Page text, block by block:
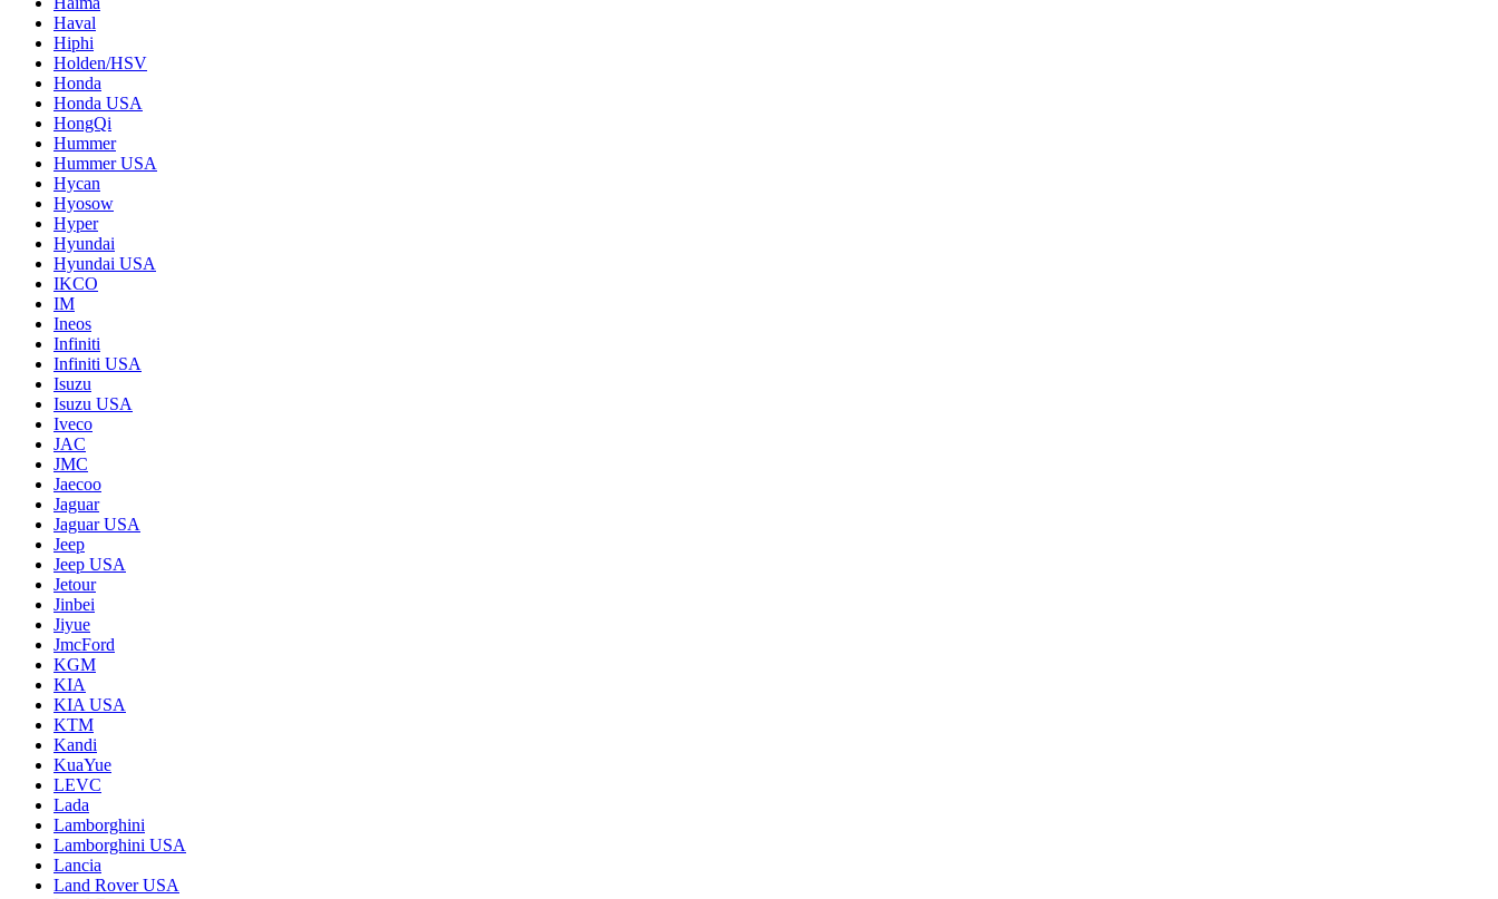
Haval
Hiphi
Holden/HSV
Honda
Honda USA
HongQi
Hummer
Hummer USA
Hycan
Hyosow
Hyper
Hyundai
Hyundai USA
IKCO
IM
Ineos
Infiniti
Infiniti USA
Isuzu
Isuzu USA
Iveco
JAC
JMC
Jaecoo
Jaguar
Jaguar USA
Jeep
Jeep USA
Jetour
Jinbei
Jiyue
JmcFord
KGM
KIA
KIA USA
KTM
Kandi
KuaYue
LEVC
Lada
Lamborghini
Lamborghini USA
Lancia
Land Rover USA